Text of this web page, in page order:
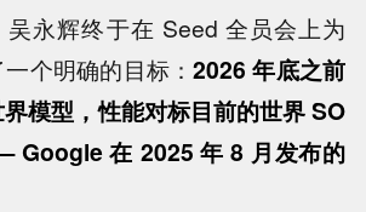
永辉终于在 Seed 全员会上为
个明确的目标：2026 年底之前
模型，性能对标目前的世界 SO
Google 在 2025 年 8 月发布的